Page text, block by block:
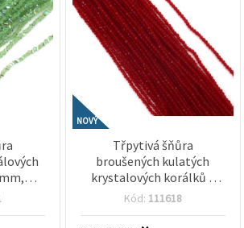
NOVÝ
Třpytivá šňůra
broušených kulatých
krystalových korálků s
fazetami, dírka 2 mm / 1
Kód: 111618